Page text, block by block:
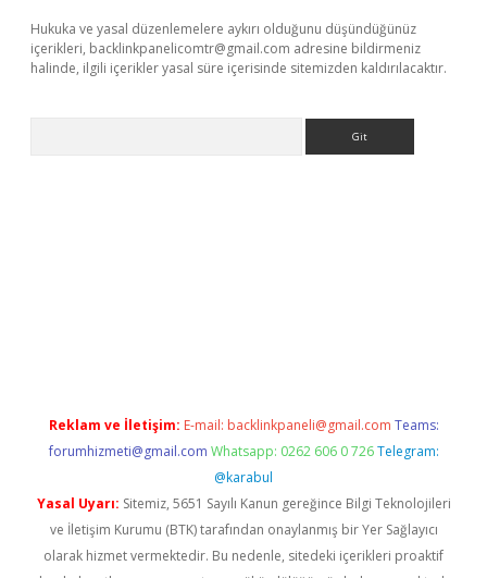
Hukuka ve yasal düzenlemelere aykırı olduğunu düşündüğünüz
içerikleri, backlinkpanelicomtr@gmail.com adresine bildirmeniz
halinde, ilgili içerikler yasal süre içerisinde sitemizden kaldırılacaktır.
Reklam ve İletişim: E-mail: backlinkpaneli@gmail.com Teams:
forumhizmeti@gmail.com Whatsapp: 0262 606 0 726 Telegram:
@karabul
Yasal Uyarı: Sitemiz, 5651 Sayılı Kanun gereğince Bilgi Teknolojileri
ve İletişim Kurumu (BTK) tarafından onaylanmış bir Yer Sağlayıcı
olarak hizmet vermektedir. Bu nedenle, sitedeki içerikleri proaktif